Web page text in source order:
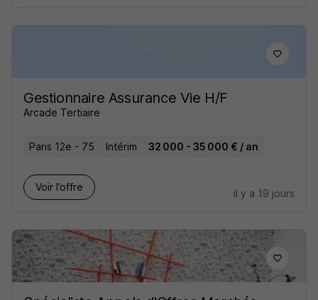
Gestionnaire Assurance Vie H/F
Arcade Tertiaire
Paris 12e - 75 Intérim 32 000 - 35 000 € / an
Voir l’offre
il y a 19 jours